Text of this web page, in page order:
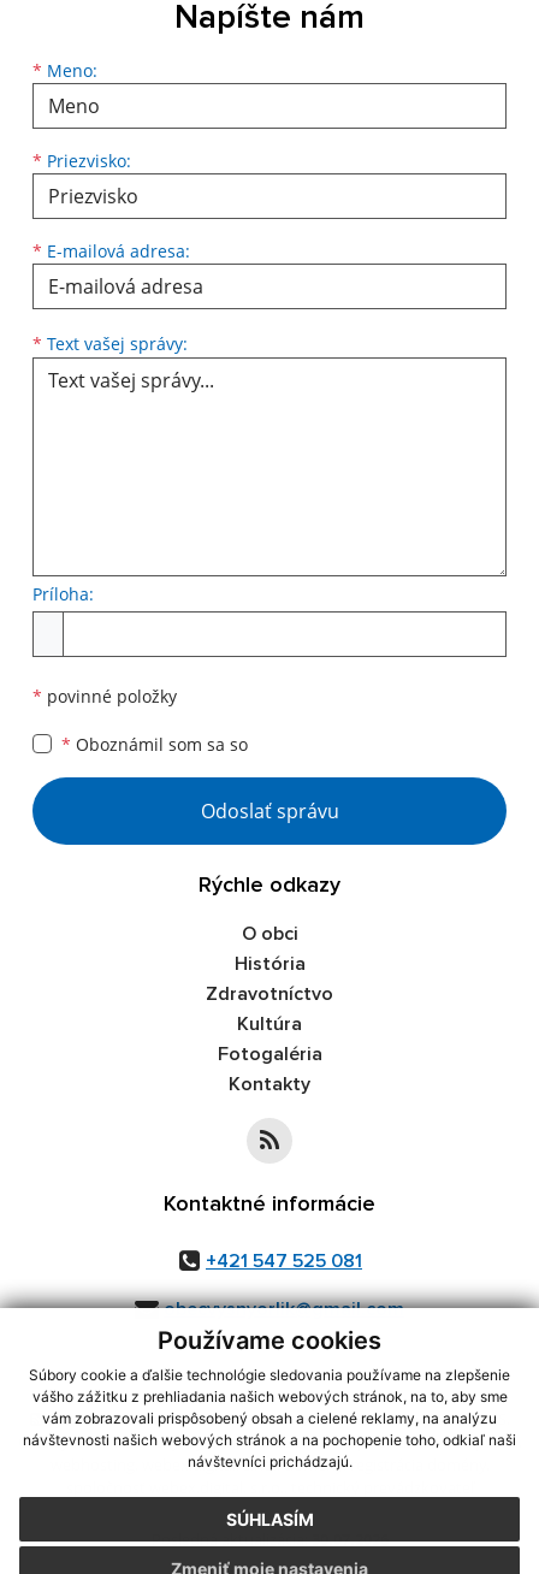
Používame cookies
Súbory cookie a ďalšie technológie sledovania používame na zlepšenie
vášho zážitku z prehliadania našich webových stránok, na to, aby sme
vám zobrazovali prispôsobený obsah a cielené reklamy, na analýzu
návštevnosti našich webových stránok a na pochopenie toho, odkiaľ naši
návštevníci prichádzajú.
SÚHLASÍM
Zmeniť moje nastavenia
Napíšte nám
* Meno:
* Priezvisko:
* E-mailová adresa:
* Text vašej správy:
Príloha:
* povinné položky
* Oboznámil som sa so
Odoslať správu
Rýchle odkazy
O obci
História
Zdravotníctvo
Kultúra
Fotogaléria
Kontakty
Kontaktné informácie
+421 547 525 081
obecvysnyorlik@gmail.com
využite možnosť získavania aktuálnych informácií s využitím RSS
CMS systém (redakčný) systém ECHELON 2,Mapa stránok,web portál
webex.digital, s.r.o.,domény,registrácia domény
Posledná aktualizácia:30.07.2026